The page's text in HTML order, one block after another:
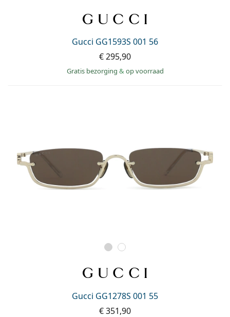
Gucci GG1593S 001 56
€ 295,90
Gratis bezorging & op voorraad
Gucci GG1278S 001 55
€ 351,90